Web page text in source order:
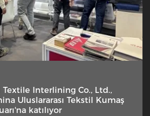
Interlining Co., Ltd.,
Uluslararası Tekstil Kumaş
katılıyor